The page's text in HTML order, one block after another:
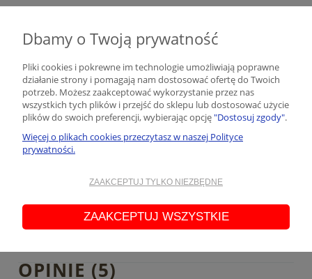
Wiązowa
45-920 Opole, Polska
kontakt@taturo.pl
793711194
Osoba odpowiedzialna na terenie UE
TATURO.PL Daniela Jemioł
Wiązowa
45-920 Opole, Polska
kontakt@taturo.pl
OPINIE (5)
Dbamy o Twoją prywatność
Pliki cookies i pokrewne im technologie umożliwiają poprawne
działanie strony i pomagają nam dostosować ofertę do Twoich
potrzeb. Możesz zaakceptować wykorzystanie przez nas
wszystkich tych plików i przejść do sklepu lub dostosować użycie
plików do swoich preferencji, wybierając opcję"Dostosuj zgody".
Więcej o plikach cookies przeczytasz w naszej Polityce
prywatności.
ZAAKCEPTUJ TYLKO NIEZBĘDNE
ZAAKCEPTUJ WSZYSTKIE